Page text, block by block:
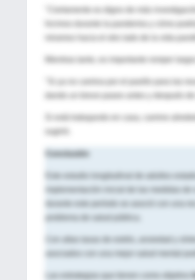
"Ciertamente es digno de más
hicimos durante la pandemia y cómo
Mientras tanto, es importante romper
sugirió.
Conclusión
implementación inicial de las medidas
Las estrategias que tienen como objetivo